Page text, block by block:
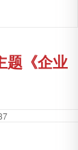
题《企业